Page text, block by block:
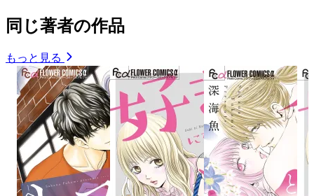
同じ著者の作品
もっと見る